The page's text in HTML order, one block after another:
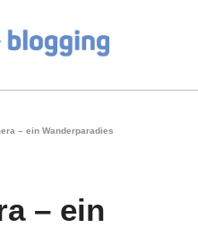
– ein Wanderparadies
– ein